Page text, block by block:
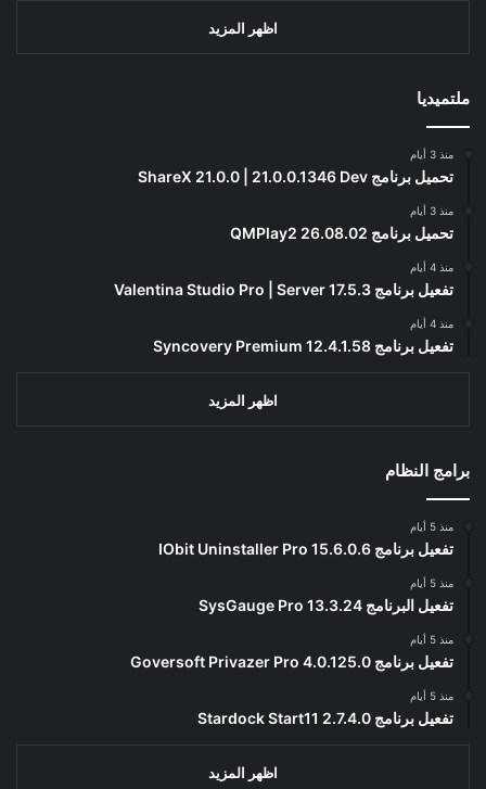
اظهر المزيد
ملتميديا
منذ 3 أيام
تحميل برنامج ShareX 21.0.0 | 21.0.0.1346 Dev
منذ 3 أيام
تحميل برنامج QMPlay2 26.08.02
منذ 4 أيام
تفعيل برنامج Valentina Studio Pro | Server 17.5.3
منذ 4 أيام
تفعيل برنامج Syncovery Premium 12.4.1.58
اظهر المزيد
برامج النظام
منذ 5 أيام
تفعيل برنامج IObit Uninstaller Pro 15.6.0.6
منذ 5 أيام
تفعيل البرنامج 13.3.24 SysGauge Pro
منذ 5 أيام
تفعيل برنامج Goversoft Privazer Pro 4.0.125.0
منذ 5 أيام
تفعيل برنامج Stardock Start11 2.7.4.0
اظهر المزيد